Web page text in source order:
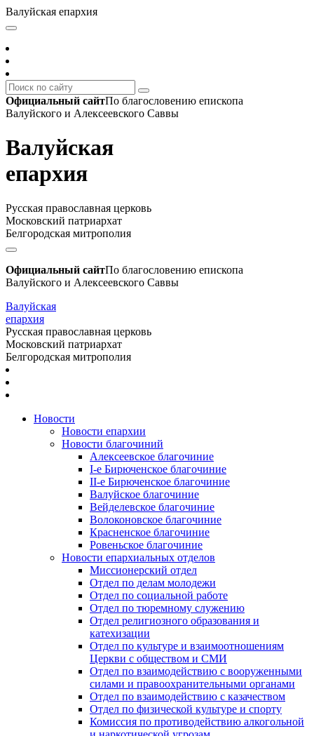
Валуйская епархия
Официальный сайтПо благословению епископа
Валуйского и Алексеевского Саввы
Валуйская
епархия
Русская православная церковь
Московский патриархат
Белгородская митрополия
Официальный сайтПо благословению епископа
Валуйского и Алексеевского Саввы
Валуйская
епархия
Русская православная церковь
Московский патриархат
Белгородская митрополия
Новости
Новости епархии
Новости благочиний
Алексеевское благочиние
I-е Бирюченское благочиние
II-е Бирюченское благочиние
Валуйское благочиние
Вейделевское благочиние
Волоконовское благочиние
Красненское благочиние
Ровеньское благочиние
Новости епархиальных отделов
Миссионерский отдел
Отдел по делам молодежи
Отдел по социальной работе
Отдел по тюремному служению
Отдел религиозного образования и
катехизации
Отдел по культуре и взаимоотношениям
Церкви с обществом и СМИ
Отдел по взаимодействию с вооруженными
силами и правоохранительными органами
Отдел по взаимодействию с казачеством
Отдел по физической культуре и спорту
Комиссия по противодействию алкогольной